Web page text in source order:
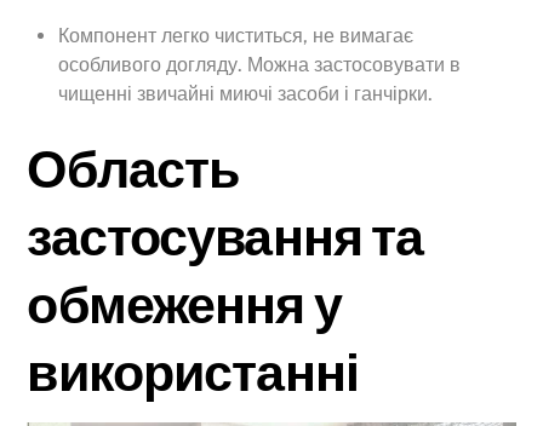
Компонент легко чиститься, не вимагає
особливого догляду. Можна застосовувати в
чищенні звичайні миючі засоби і ганчірки.
Область
застосування та
обмеження у
використанні